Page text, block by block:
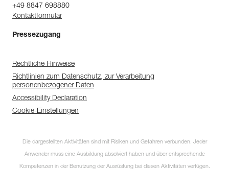
+49 8847 698880
Kontaktformular
Pressezugang
Rechtliche Hinweise
Richtlinien zum Datenschutz, zur Verarbeitung
personenbezogener Daten
Accessibility Declaration
Cookie-Einstellungen
Die dargestellten Aktivitäten sind mit Risiken und Gefahren verbunden. Jeder
Anwender muss eine Ausbildung absolviert haben und über entsprechende
Kompetenzen in der Benutzung der Ausrüstung bei diesen Aktivitäten verfügen.